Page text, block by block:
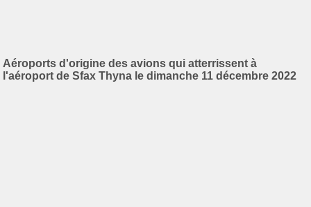
Aéroports d'origine des avions qui atterrissent à
l'aéroport de Sfax Thyna le dimanche 11 décembre 2022